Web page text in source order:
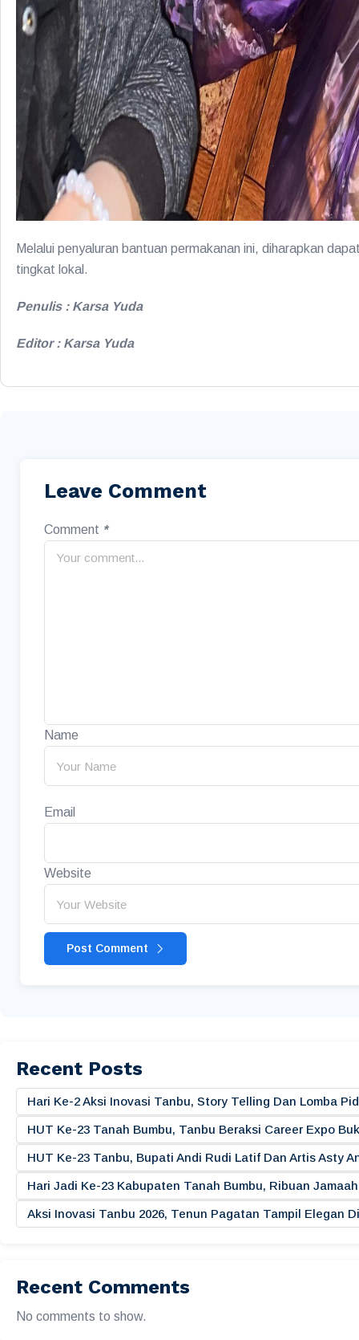
Melalui penyaluran bantuan permakanan ini, diharapkan
tingkat lokal.
Penulis : Karsa Yuda
Editor : Karsa Yuda
Leave Comment
Comment *
Name
Email
Website
Post Comment
Recent Posts
Hari Ke-2 Aksi Inovasi Tanbu, Story Telling Dan Lomba
HUT Ke-23 Tanah Bumbu, Tanbu Beraksi Career Expo
HUT Ke-23 Tanbu, Bupati Andi Rudi Latif Dan Artis Asty
Hari Jadi Ke-23 Kabupaten Tanah Bumbu, Ribuan
Aksi Inovasi Tanbu 2026, Tenun Pagatan Tampil Elegan
Recent Comments
No comments to show.